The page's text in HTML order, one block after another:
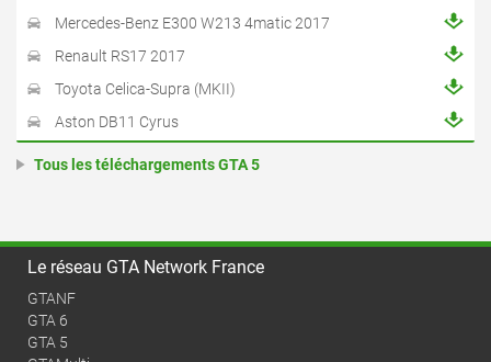
Mercedes-Benz E300 W213 4matic 2017
Renault RS17 2017
Toyota Celica-Supra (MKII)
Aston DB11 Cyrus
Tous les téléchargements GTA 5
Le réseau GTA Network France
GTANF
GTA 6
GTA 5